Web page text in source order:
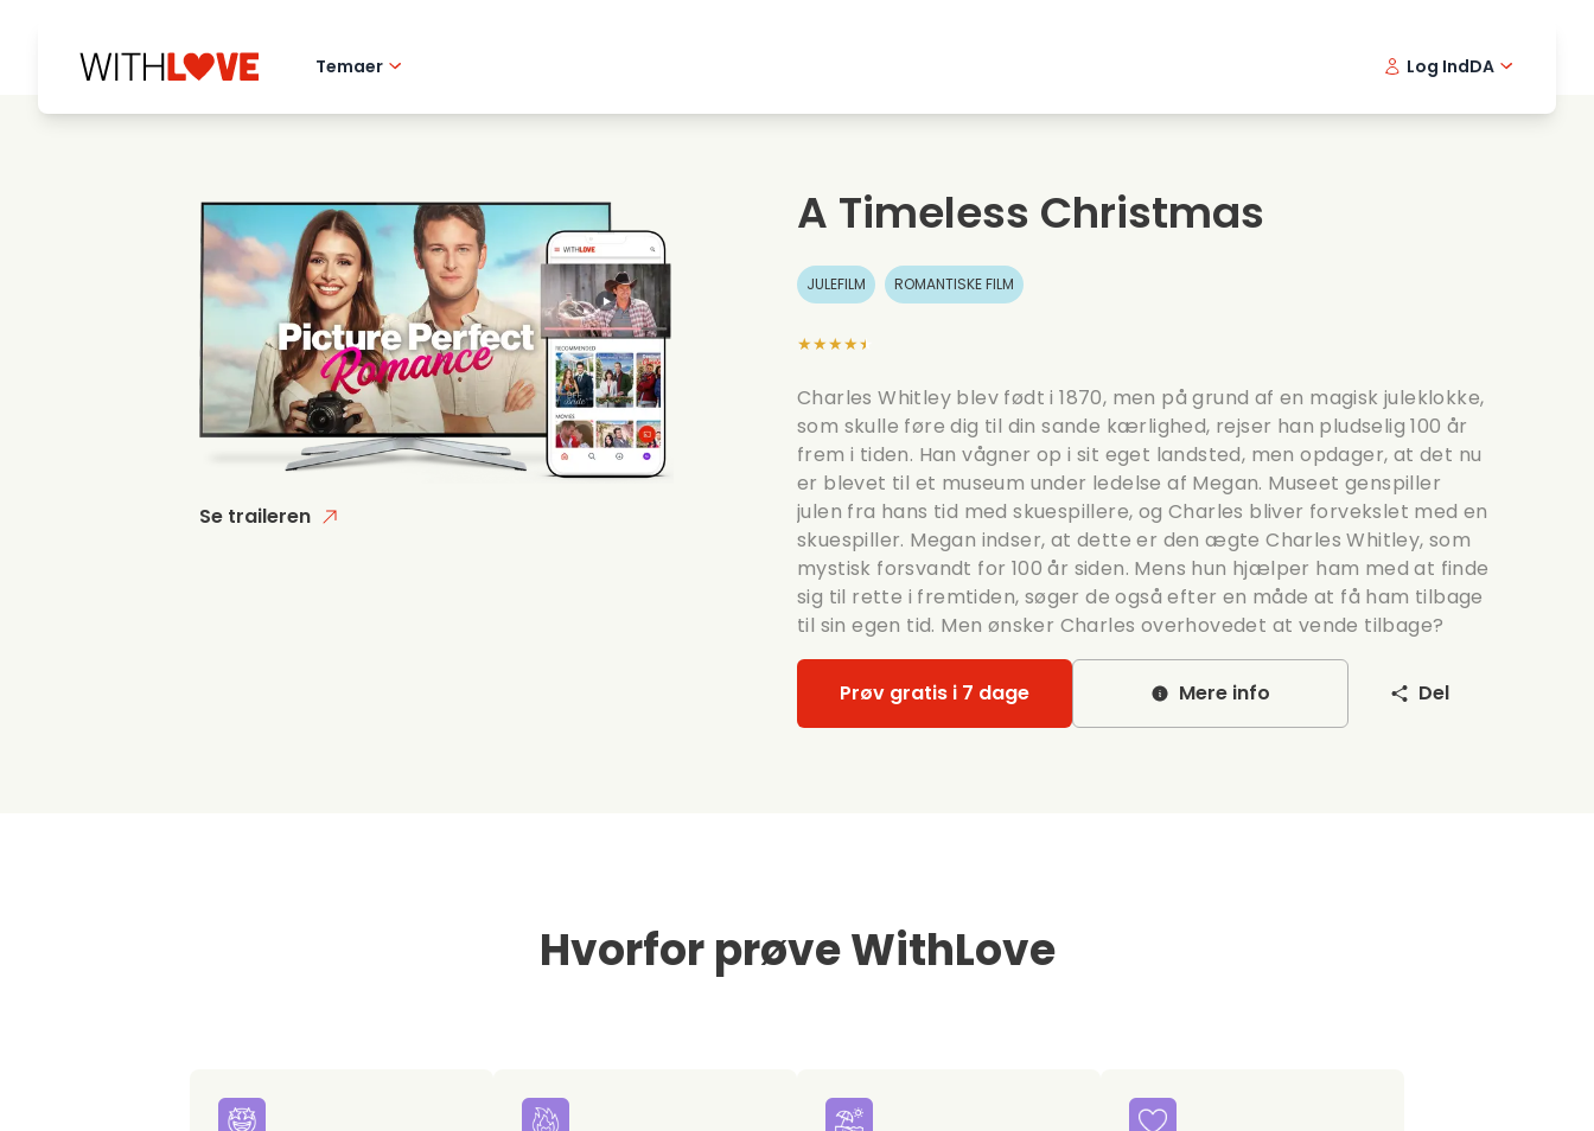
Temaer
Mysterier
Date film
Romantiske serier
Bryllup
Log IndDA
Se traileren
A Timeless Christmas
JULEFILM ROMANTISKE FILM
★★★★★
Charles Whitley blev født i 1870, men på grund af en magisk juleklokke,
som skulle føre dig til din sande kærlighed, rejser han pludselig 100 år
frem i tiden. Han vågner op i sit eget landsted, men opdager, at det nu
er blevet til et museum under ledelse af Megan. Museet genspiller
julen fra hans tid med skuespillere, og Charles bliver forvekslet med en
skuespiller. Megan indser, at dette er den ægte Charles Whitley, som
mystisk forsvandt for 100 år siden. Mens hun hjælper ham med at finde
sig til rette i fremtiden, søger de også efter en måde at få ham tilbage
til sin egen tid. Men ønsker Charles overhovedet at vende tilbage?
Prøv gratis i 7 dage Mere info Del
Hvorfor prøve WithLove